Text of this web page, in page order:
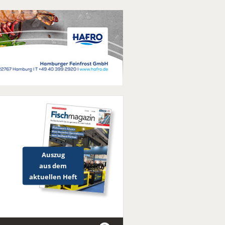
Auszug
aus dem
aktuellen Heft